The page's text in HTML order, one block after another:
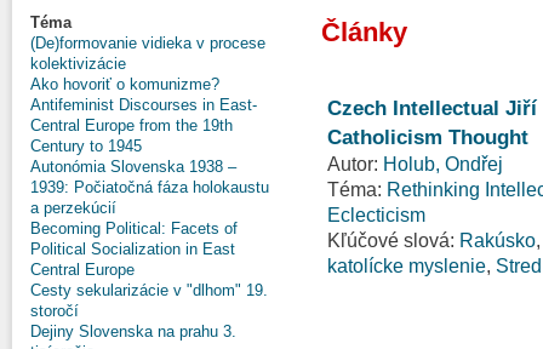
Téma
(De)formovanie vidieka v procese
kolektivizácie
Ako hovoriť o komunizme?
Antifeminist Discourses in East-
Central Europe from the 19th
Century to 1945
Autonómia Slovenska 1938 –
1939: Počiatočná fáza holokaustu
a perzekúcií
Becoming Political: Facets of
Political Socialization in East
Central Europe
Cesty sekularizácie v "dlhom" 19.
storočí
Dejiny Slovenska na prahu 3.
Články
Czech Intellectual
Catholicism Thought
Autor: Holub, Ondřej
Téma: Rethinking
Eclecticism
Kľúčové slová: Rakúsko
katolícke myslenie,